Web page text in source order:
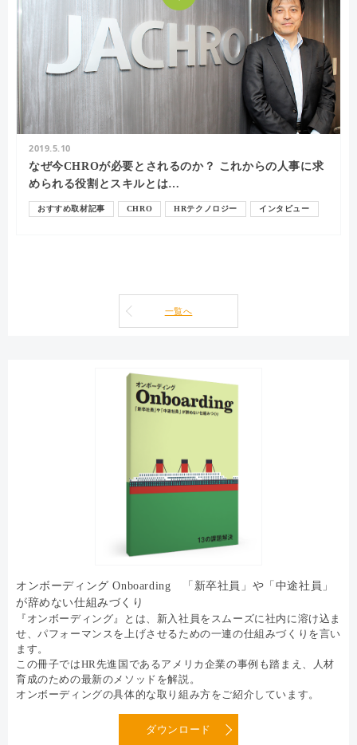
2019.5.10
なぜ今CHROが必要とされるのか？ これからの人事に求
められる役割とスキルとは…
おすすめ取材記事 CHRO HRテクノロジー インタビュー
一覧へ
オンボーディング Onboarding 「新卒社員」や「中途社員」
が辞めない仕組みづくり
『オンボーディング』とは、新入社員をスムーズに社内に溶け込ま
せ、パフォーマンスを上げさせるための一連の仕組みづくりを言い
ます。
この冊子ではHR先進国であるアメリカ企業の事例も踏まえ、人材
育成のための最新のメソッドを解説。
オンボーディングの具体的な取り組み方をご紹介しています。
ダウンロード